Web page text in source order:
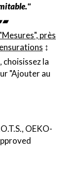
près
↕︎
, choisissez la
"Ajouter au
OEKO-